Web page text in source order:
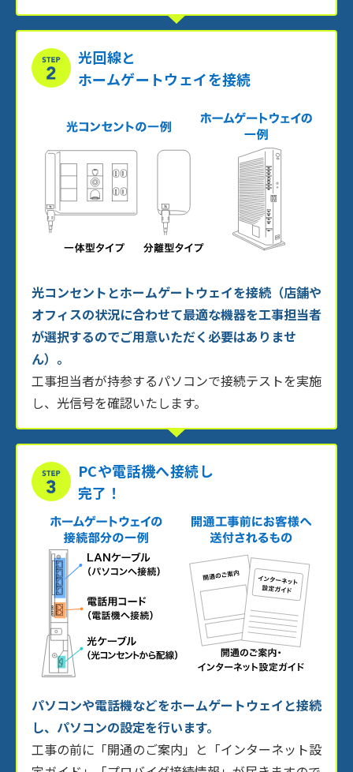
光回線と
ホームゲートウェイを接続
光コンセントとホームゲートウェイを接続（店舗や
オフィスの状況に合わせて最適な機器を工事担当者
が選択するのでご用意いただく必要はありませ
ん）。
工事担当者が持参するパソコンで接続テストを実施
し、光信号を確認いたします。
PCや電話機へ接続し
完了！
パソコンや電話機などをホームゲートウェイと接続
し、パソコンの設定を行います。
工事の前に「開通のご案内」と「インターネット設